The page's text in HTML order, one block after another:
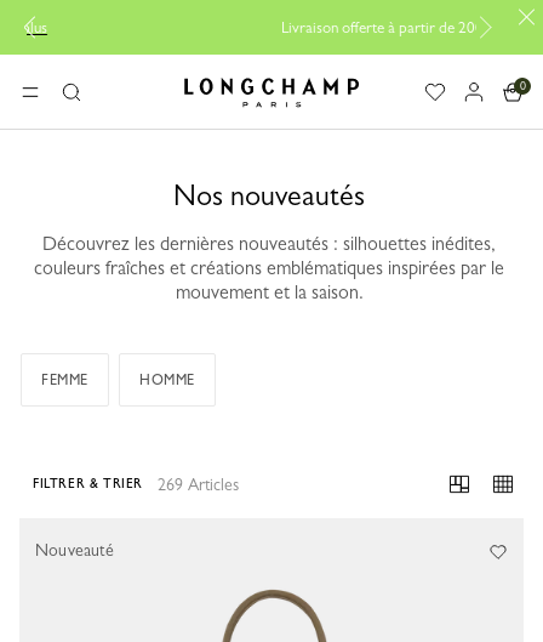
Livraison offerte à partir de 200CHF
MENURechercher Longchamp - Accueil
0
Nos nouveautés
Découvrez les dernières nouveautés : silhouettes inédites,
couleurs fraîches et créations emblématiques inspirées par le
mouvement et la saison.
FEMME HOMME
269 Articles
FILTRER & TRIER
Nouveauté